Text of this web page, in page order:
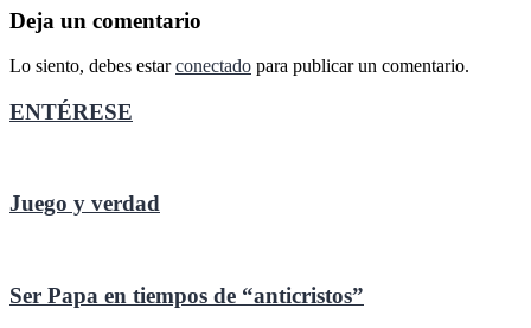
entradas
Deja un comentario
Lo siento, debes estarconectado para publicar un comentario.
ENTÉRESE
Juego y verdad
Ser Papa en tiempos de “anticristos”